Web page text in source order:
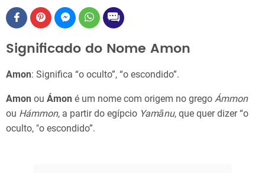
Significado do Nome Amon
Amon: Significa “o oculto”, “o escondido”.
Amon ou Ámon é um nome com origem no grego Ámmon
ou Hámmon, a partir do egípcio Yamānu, que quer dizer “o
oculto, "o escondido”.